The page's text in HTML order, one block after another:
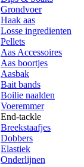
Grondvoer
Haak aas
Losse ingredienten
Pellets
Aas Accessoires
Aas boortjes
Aasbak
Bait bands
Boilie naalden
Voeremmer
End-tackle
Breekstaafjes
Dobbers
Elastiek
Onderlijnen